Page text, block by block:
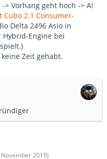
Vorhang geht hoch -> A!
Cubo 2.1 Consumer-
Delta 2496 Asio in
Hybrid-Engine bei
Zeit gehabt.
2019)